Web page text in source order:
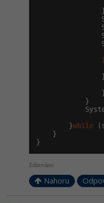
            }
        }
while
    }
}
Editováno
Nahoru